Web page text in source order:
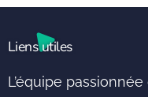
Liens utiles
L’équipe passionnée